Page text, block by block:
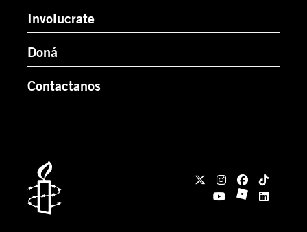
Involucrate
Doná
Contactanos